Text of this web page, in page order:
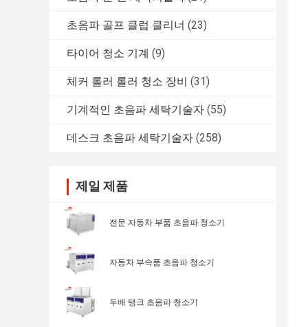
초음파 골프 클럽 클리너 (23)
타이어 청소 기계 (9)
체커 롤러 롤러 청소 장비 (31)
기계적인 초음파 세탁기술자 (55)
데스크 초음파 세탁기술자 (258)
제일 제품
전문 자동차 부품 초음파 청소기
자동차 부속품 초음파 청소기
두배 탱크 초음파 청소기